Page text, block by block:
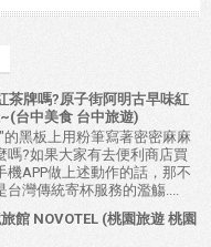
茶牌嗎?原子街阿明古早味紅
台中美食 台中旅遊)
黑板上用粉筆寫著密密麻麻
嗎?如果大家有去便利商店買
APP做上述動作的話，那不
灣傳統寄杯服務的濫觴....
館 NOVOTEL (桃園旅遊 桃園